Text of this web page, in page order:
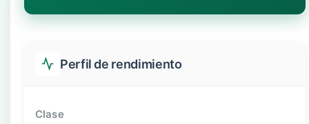
Perfil de rendimiento
Clase